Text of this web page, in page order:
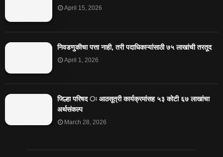
April 15, 2026
निवडणुकीचा पत्ता नाही, तरी पदाधिकाऱ्यांसाठी ७५ लाखांची तरतूद
April 1, 2026
जिल्हा परिषद ः आठसूत्री कार्यक्रमांसह ५३ कोटी ६७ लाखांचा
अर्थसंकल्प
March 28, 2026